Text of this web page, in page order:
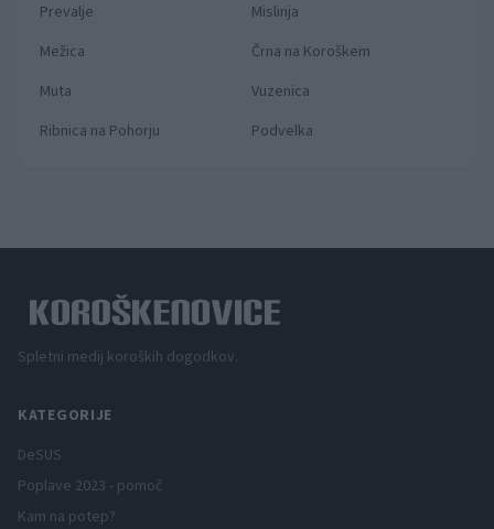
Prevalje
Mislinja
Mežica
Črna na Koroškem
Muta
Vuzenica
Ribnica na Pohorju
Podvelka
Spletni medij koroških dogodkov.
KATEGORIJE
DeSUS
Poplave 2023 - pomoč
Kam na potep?